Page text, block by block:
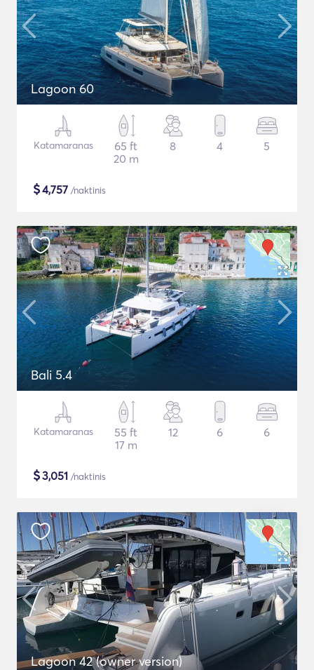
Lagoon 60
Katamaranas
65 ft
20 m
8 4 5
$4,757 /naktinis
Bali 5.4
Katamaranas
55 ft
17 m
12 6 6
$3,051 /naktinis
Lagoon 42 (owner version)